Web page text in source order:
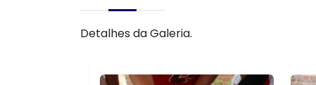
Detalhes da Galeria.